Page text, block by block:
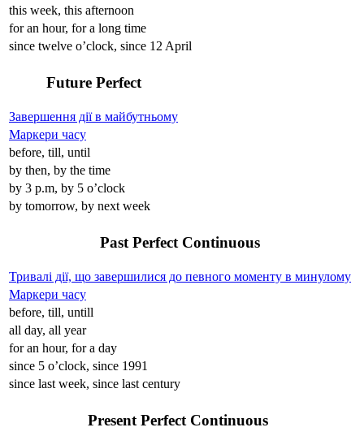
this week, this afternoon
for an hour, for a long time
since twelve o’clock, since 12 April
Future Perfect
Завершення дії в майбутньому
Маркери часу
before, till, until
by then, by the time
by 3 p.m, by 5 o’clock
by tomorrow, by next week
Past Perfect Continuous
Тривалі дії, що завершилися до певного моменту в минулому
Маркери часу
before, till, untill
all day, all year
for an hour, for a day
since 5 o’clock, since 1991
since last week, since last century
Present Perfect Continuous